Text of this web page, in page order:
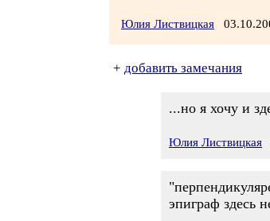
Юлия Листвицкая
+ добавить замечания
...но я хочу и
Юлия Листвицкая
эпиграф здесь